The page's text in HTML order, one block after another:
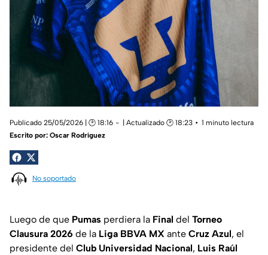
Publicado 25/05/2026 | 🕑 18:16 | Actualizado 🕑 18:23
1 minuto lectura
Escrito por: Oscar Rodríguez
No soportado
Luego de que Pumas perdiera la Final del Torneo
Clausura 2026 de la Liga BBVA MX ante Cruz Azul, el
presidente del Club Universidad Nacional, Luis Raúl